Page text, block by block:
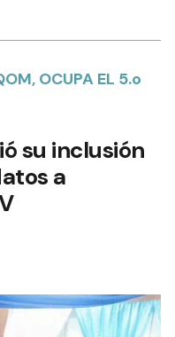
OCUPA EL 5.o
su inclusión
a